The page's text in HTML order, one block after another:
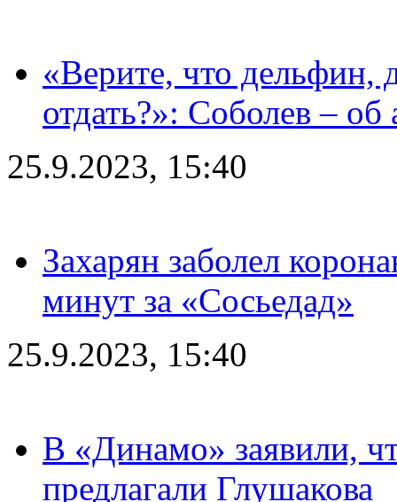
«Верите, что дельфин,
отдать?»: Соболев – об
25.9.2023, 15:40
Захарян заболел
минут за «Сосьедад»
25.9.2023, 15:40
В «Динамо» заявили,
предлагали Глушакова